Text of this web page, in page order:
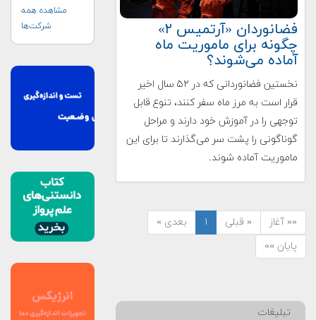
فضانوردان «آرتمیس ۲»
چگونه برای ماموریت ماه
آماده می‌شوند؟
نخستین فضانوردانی که در ۵۲ سال اخیر
قرار است به مرز ماه سفر ‌کنند، تنوع قابل
توجهی را در آموزش خود دارند و مراحل
گوناگونی را پشت سر می‌گذارند تا برای این
ماموریت آماده شوند.
«« آغاز « قبلی ۱
بعدی »
پایان »»
تبلیغات
مشاهده همه
شرکت‌ها